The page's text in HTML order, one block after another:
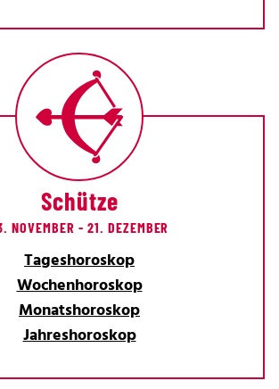
Schütze
NOVEMBER - 21. DEZEMBER
Tageshoroskop
Wochenhoroskop
Monatshoroskop
Jahreshoroskop